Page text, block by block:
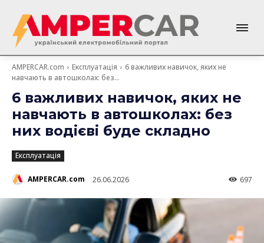
AMPERCAR.com Експлуатація
6 важливих навичок, яких не
навчають в автошколах: без...
6 важливих навичок, яких не
навчають в автошколах: без
них водієві буде складно
Експлуатація
AMPERCAR.com 26.06.2026 697